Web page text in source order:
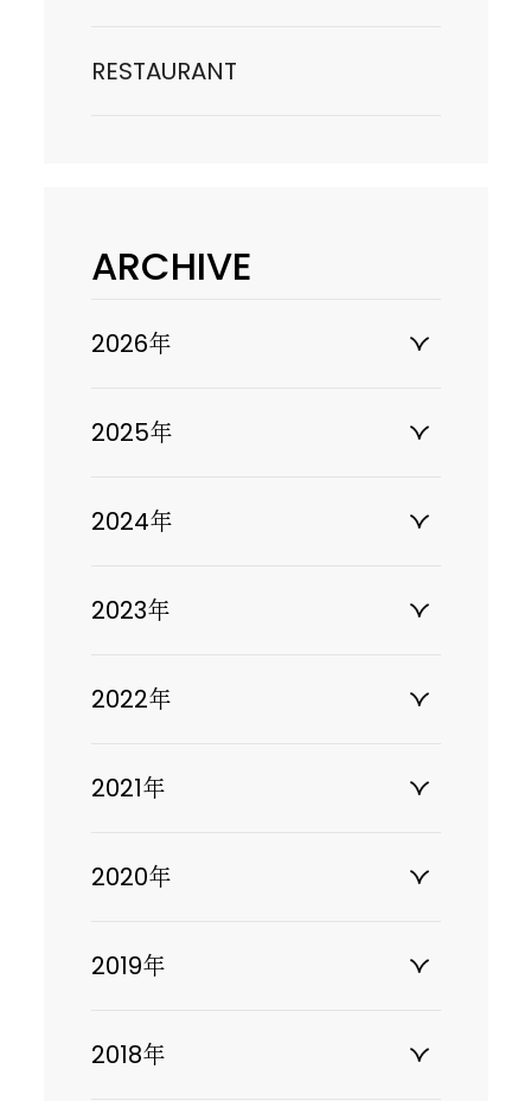
RESTAURANT
ARCHIVE
2026年
2025年
2024年
2023年
2022年
2021年
2020年
2019年
2018年